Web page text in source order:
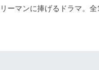
ーマンに捧げるドラマ。全